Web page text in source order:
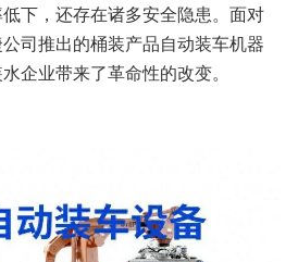
下，还存在诸多安全隐患。面对
司推出的桶装产品自动装车机器
企业带来了革命性的改变。